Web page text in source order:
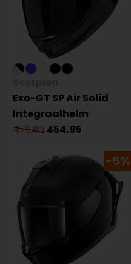
Exo-GT SP Air Solid
Integraalhelm
479,90 454,95
-5%